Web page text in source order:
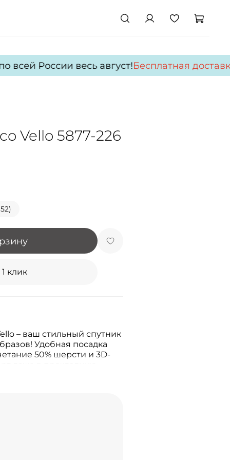
России весь август!Бесплатная доставка
Vello 5877-226
клик
– ваш стильный спутник
Удобная посадка
50% шерсти и 3D-